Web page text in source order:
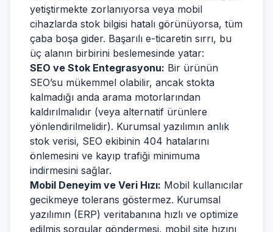
yetiştirmekte zorlanıyorsa veya mobil
cihazlarda stok bilgisi hatalı görünüyorsa, tüm
çaba boşa gider. Başarılı e-ticaretin sırrı, bu
üç alanın birbirini beslemesinde yatar:
SEO ve Stok Entegrasyonu: Bir ürünün
SEO’su mükemmel olabilir, ancak stokta
kalmadığı anda arama motorlarından
kaldırılmalıdır (veya alternatif ürünlere
yönlendirilmelidir). Kurumsal yazılımın anlık
stok verisi, SEO ekibinin 404 hatalarını
önlemesini ve kayıp trafiği minimuma
indirmesini sağlar.
Mobil Deneyim ve Veri Hızı: Mobil kullanıcılar
gecikmeye tolerans göstermez. Kurumsal
yazılımın (ERP) veritabanına hızlı ve optimize
edilmiş sorgular göndermesi, mobil site hızını